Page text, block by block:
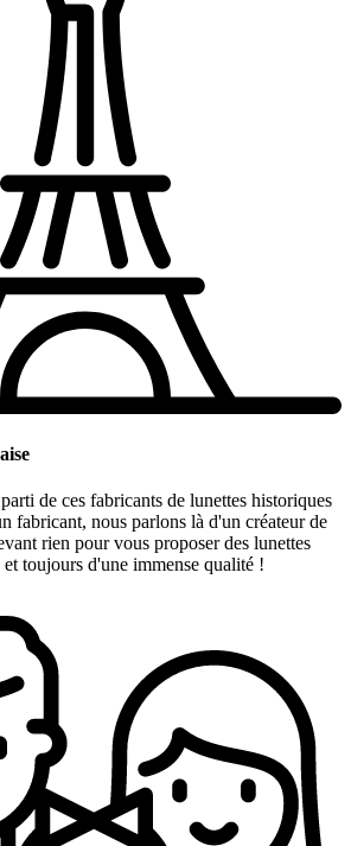
de ces fabricants de lunettes historiques
fabricant, nous parlons là d'un créateur de
rien pour vous proposer des lunettes
toujours d'une immense qualité !